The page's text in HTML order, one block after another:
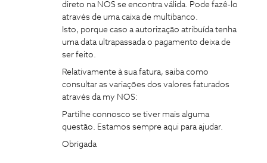
direto na NOS se encontra válida. Pode fazê-lo
através de uma caixa de multibanco.
Isto, porque caso a autorização atribuída tenha
uma data ultrapassada o pagamento deixa de
ser feito.
Relativamente à sua fatura, saiba como
consultar as variações dos valores faturados
através da my NOS:
Partilhe connosco se tiver mais alguma
questão. Estamos sempre aqui para ajudar.
Obrigada